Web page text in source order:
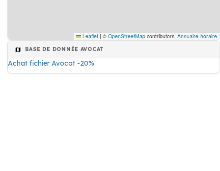
Leaflet | © OpenStreetMap contributors, Annuaire-horaire
BASE DE DONNÉE AVOCAT
Achat fichier Avocat -20%